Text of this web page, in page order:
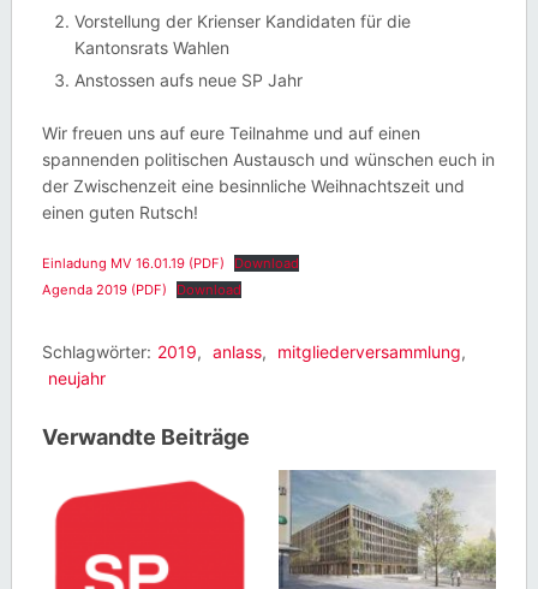
Vorstellung der Krienser Kandidaten für die
Kantonsrats Wahlen
Anstossen aufs neue SP Jahr
Wir freuen uns auf eure Teilnahme und auf einen
spannenden politischen Austausch und wünschen euch in
der Zwischenzeit eine besinnliche Weihnachtszeit und
einen guten Rutsch!
Einladung MV 16.01.19 (PDF)
Download
Agenda 2019 (PDF)
Download
Schlagwörter: 2019, anlass, mitgliederversammlung,
neujahr
Verwandte Beiträge